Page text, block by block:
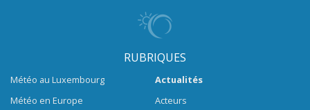
RUBRIQUES
Météo au Luxembourg
Météo en Europe
Actualités
Acteurs